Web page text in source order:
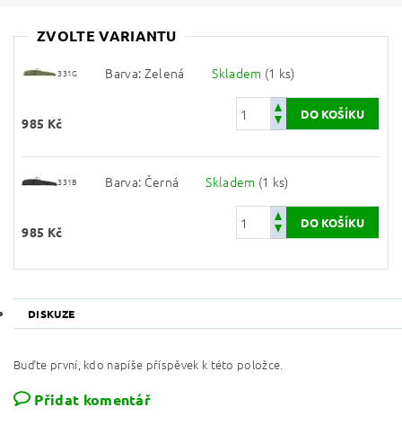
ZVOLTE VARIANTU
331G Barva: Zelená Skladem (1 ks)
985 Kč
331B Barva: Černá Skladem (1 ks)
985 Kč
DISKUZE
Buďte první, kdo napíše příspěvek k této položce.
Přidat komentář